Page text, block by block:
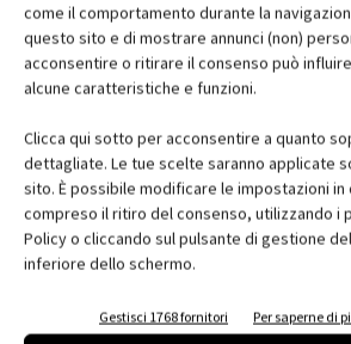
come il comportamento durante la
questo sito e di mostrare annunci (non)
acconsentire o ritirare il consenso può
alcune caratteristiche e funzioni.
Clicca qui sotto per acconsentire a quanto
dettagliate. Le tue scelte saranno applicate
sito. È possibile modificare le impostazioni in
compreso il ritiro del consenso, utilizzando i
Policy o cliccando sul pulsante di gestione
inferiore dello schermo.
Gestisci 1768 fornitori Per saperne di
Edicola web
Abbonati e regala
Iscriviti alla newsletter